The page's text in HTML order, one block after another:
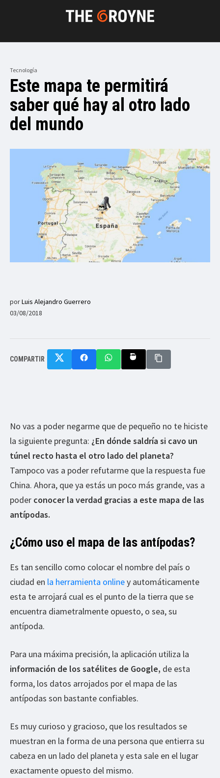
Tecnología
Este mapa te permitirá
saber qué hay al otro lado
del mundo
porLuis Alejandro Guerrero
03/08/2018
COMPARTIR
No vas a poder negarme que de pequeño no te hiciste
la siguiente pregunta: ¿En dónde saldría si cavo un
túnel recto hasta el otro lado del planeta?
Tampoco vas a poder refutarme que la respuesta fue
China. Ahora, que ya estás un poco más grande, vas a
poder conocer la verdad gracias a este mapa de las
antípodas.
¿Cómo uso el mapa de las antípodas?
Es tan sencillo como colocar el nombre del país o
ciudad en la herramienta onliney automáticamente
esta te arrojará cual es el punto de la tierra que se
encuentra diametralmente opuesto, o sea, su
antípoda.
Para una máxima precisión, la aplicación utiliza la
información de los satélites de Google, de esta
forma, los datos arrojados por el mapa de las
antípodas son bastante confiables.
Es muy curioso y gracioso, que los resultados se
muestran en la forma de una persona que entierra su
cabeza en un lado del planeta y esta sale en el lugar
exactamente opuesto del mismo.